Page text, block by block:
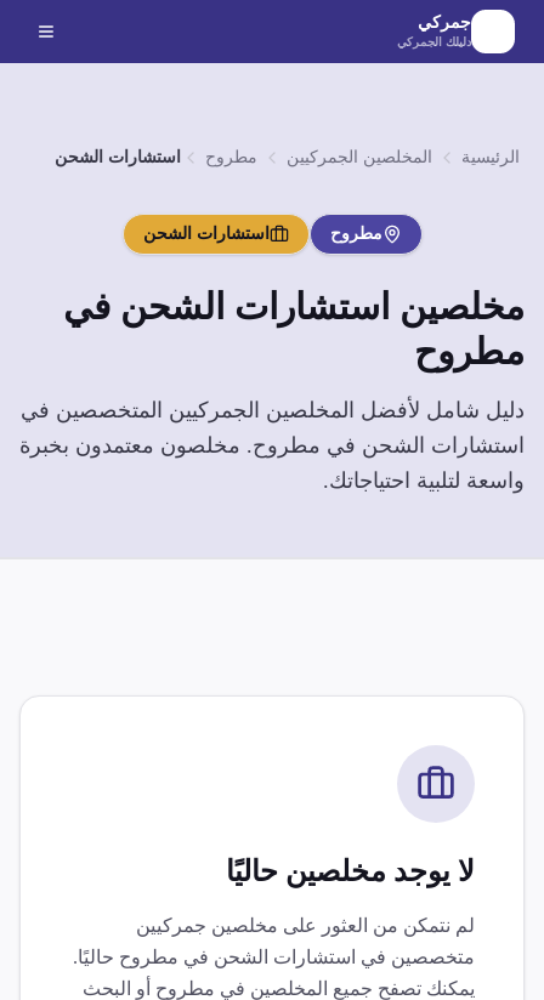
الانتقال إلى المحتوى الرئيسي
جمركي
دليلك الجمركي
الرئيسية المخلصين الجمركيين مطروح استشارات الشحن
مطروح استشارات الشحن
مخلصين استشارات الشحن في
مطروح
دليل شامل لأفضل المخلصين الجمركيين المتخصصين في
استشارات الشحن في مطروح. مخلصون معتمدون بخبرة
واسعة لتلبية احتياجاتك.
لا يوجد مخلصين حاليًا
لم نتمكن من العثور على مخلصين جمركيين
متخصصين في استشارات الشحن في مطروح حاليًا.
يمكنك تصفح جميع المخلصين في مطروح أو البحث